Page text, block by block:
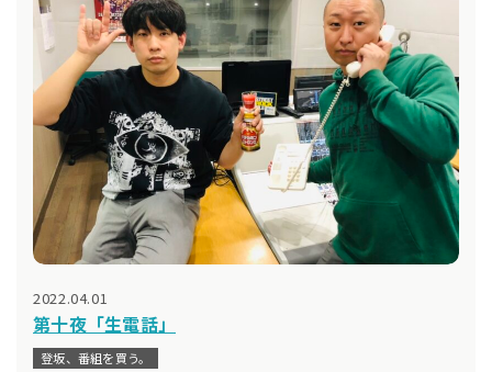
2022.04.01
第十夜「生電話」
登坂、番組を買う。